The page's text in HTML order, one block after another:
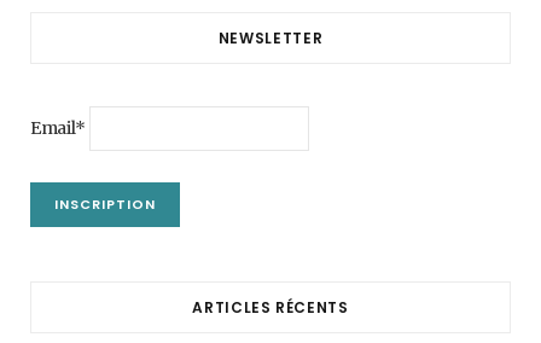
NEWSLETTER
Email*
ARTICLES RÉCENTS